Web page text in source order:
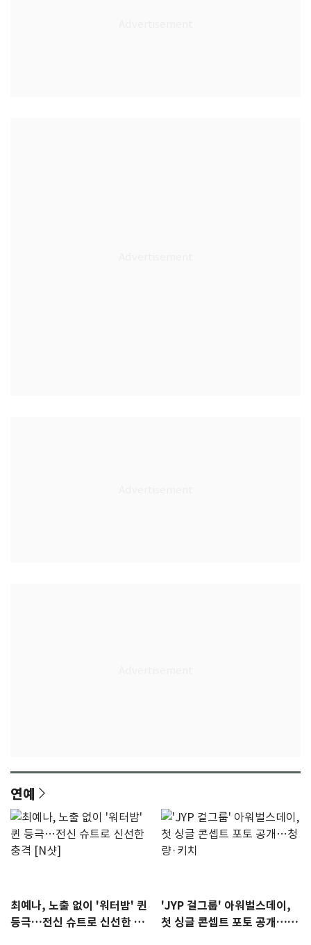
연예
최예나, 노출 없이 '워터밤' 퀸
등극…전신 슈트로 신선한 충
'JYP 걸그룹' 아워벌스데이,
첫 싱글 콘셉트 포토 공개…청